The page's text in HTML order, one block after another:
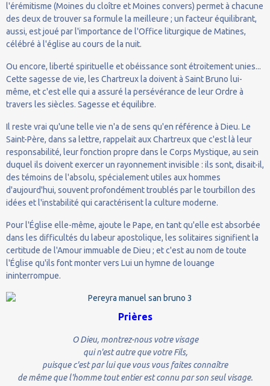
l'érémitisme (Moines du cloître et Moines convers) permet à chacune
des deux de trouver sa formule la meilleure ; un facteur équilibrant,
aussi, est joué par l'importance de l'Office liturgique de Matines,
célébré à l'église au cours de la nuit.
Ou encore, liberté spirituelle et obéissance sont étroitement unies...
Cette sagesse de vie, les Chartreux la doivent à Saint Bruno lui-
même, et c'est elle qui a assuré la persévérance de leur Ordre à
travers les siècles. Sagesse et équilibre.
Il reste vrai qu'une telle vie n'a de sens qu'en référence à Dieu. Le
Saint-Père, dans sa lettre, rappelait aux Chartreux que c'est là leur
responsabilité, leur fonction propre dans le Corps Mystique, au sein
duquel ils doivent exercer un rayonnement invisible : ils sont, disait-il,
des témoins de l'absolu, spécialement utiles aux hommes
d'aujourd'hui, souvent profondément troublés par le tourbillon des
idées et l'instabilité qui caractérisent la culture moderne.
Pour l'Église elle-même, ajoute le Pape, en tant qu'elle est absorbée
dans les difficultés du labeur apostolique, les solitaires signifient la
certitude de l'Amour immuable de Dieu ; et c'est au nom de toute
l'Église qu'ils font monter vers Lui un hymne de louange
ininterrompue.
Prières
O Dieu, montrez-nous votre visage
qui n'est autre que votre Fils,
puisque c'est par lui que vous vous faites connaître
de même que l'homme tout entier est connu par son seul visage.